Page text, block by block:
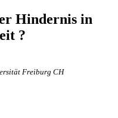
Hindernis in
?
Freiburg CH